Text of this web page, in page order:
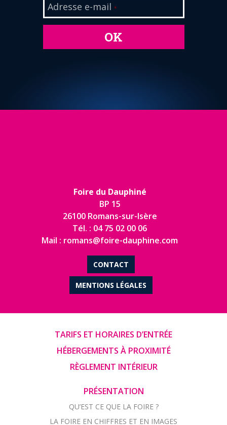
Adresse e-mail *
OK
Foire du Dauphiné
BP 15
26100 Romans-sur-Isère
Tél. : 04 75 02 00 06
Mail : romans@foire-dauphine.com
CONTACT
MENTIONS LÉGALES
TARIFS ET HORAIRES D’ENTRÉE
HÉBERGEMENTS À PROXIMITÉ
RÈGLEMENT INTÉRIEUR
PRÉSENTATION
QU’EST CE QUE LA FOIRE ?
LA FOIRE EN CHIFFRES ET EN IMAGES